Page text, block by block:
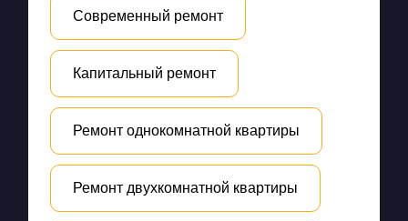
Современный ремонт
Капитальный ремонт
Ремонт однокомнатной квартиры
Ремонт двухкомнатной квартиры